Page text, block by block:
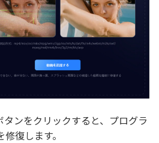
タンをクリックすると、プログラ
復します。